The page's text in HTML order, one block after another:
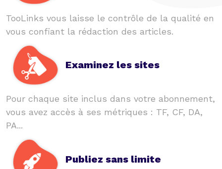
TooLinks vous laisse le contrôle de la qualité en
vous confiant la rédaction des articles.
Examinez les sites
Pour chaque site inclus dans votre abonnement,
vous avez accès à ses métriques : TF, CF, DA,
PA...
Publiez sans limite